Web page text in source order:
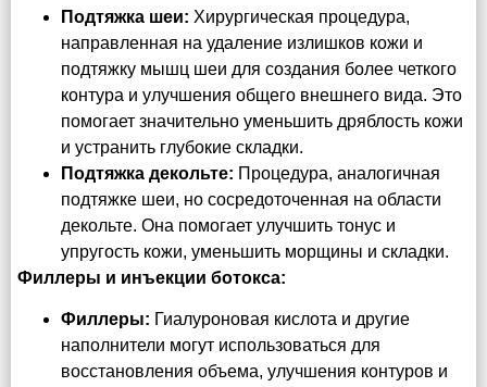
Подтяжка шеи: Хирургическая процедура,
направленная на удаление излишков кожи и
подтяжку мышц шеи для создания более четкого
контура и улучшения общего внешнего вида. Это
помогает значительно уменьшить дряблость кожи
и устранить глубокие складки.
Подтяжка декольте: Процедура, аналогичная
подтяжке шеи, но сосредоточенная на области
декольте. Она помогает улучшить тонус и
упругость кожи, уменьшить морщины и складки.
Филлеры и инъекции ботокса:
Филлеры: Гиалуроновая кислота и другие
наполнители могут использоваться для
восстановления объема, улучшения контуров и